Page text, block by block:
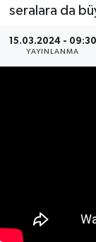
seralara da
15.03.2024 - 09:30
YAYINLANMA